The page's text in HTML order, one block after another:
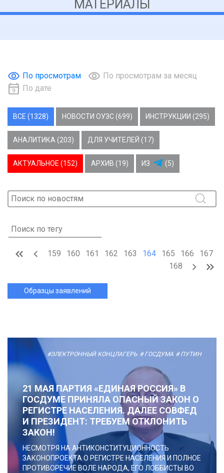
МАТЕРИАЛЫ
По просмотрам
По просмотрам за месяц
По дате
ВСЕ (1328) НОВОСТИ ОУЗС (699) ИНСТРУКЦИИ (295)
АНАЛИТИКА (203) ДЛЯ УЧИТЕЛЕЙ (17)
АКТУАЛЬНОЕ (152) АРХИВ (19) ИЗ (5)
159 160 161 162 163 164 165 166
167
168
Образцы заявлений
#ЭЛЕКТРОННЫЙ КОНЦЛАГЕРЬ # ГОСДУМА # ПУТИН
21 МАЯ ПАРТИЯ «ЕДИНАЯ РОССИЯ» В
ГОСДУМЕ ПРИНЯЛА ОПАСНЫЙ ЗАКОН О
РЕГИСТРЕ НАСЕЛЕНИЯ. ДАЛЕЕ СОВФЕД
И ПРЕЗИДЕНТ: ТРЕБУЕМ ОТКЛОНИТЬ
ЗАКОН!
НЕСМОТРЯ НА АНТИКОНСТИТУЦИОННОСТЬ
ЗАКОНОПРОЕКТА О РЕГИСТРЕ НАСЕЛЕНИЯ И ПОЛНОЕ
ПРОТИВОРЕЧИЕ ВОЛЕ НАРОДА, ЕГО ЛОББИСТЫ ВО